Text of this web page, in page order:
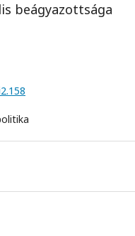
beágyazottsága